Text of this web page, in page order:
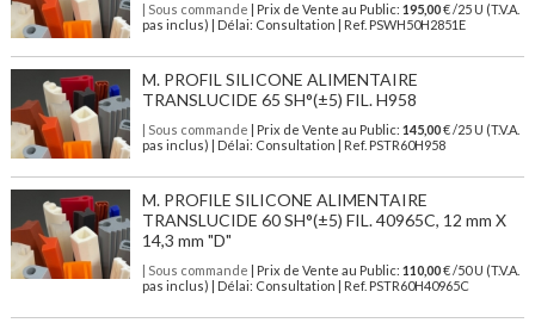
| Sous commande | Prix de Vente au Public: 195,00€ /25 U (T.V.A.
pas inclus) | Délai: Consultation | Ref. PSWH50H2851E
M. PROFIL SILICONE ALIMENTAIRE
TRANSLUCIDE 65 SH°(±5) FIL. H958
| Sous commande | Prix de Vente au Public: 145,00€ /25 U (T.V.A.
pas inclus) | Délai: Consultation | Ref. PSTR60H958
M. PROFILE SILICONE ALIMENTAIRE
TRANSLUCIDE 60 SH°(±5) FIL. 40965C, 12 mm X
14,3 mm "D"
| Sous commande | Prix de Vente au Public: 110,00€ /50 U (T.V.A.
pas inclus) | Délai: Consultation | Ref. PSTR60H40965C